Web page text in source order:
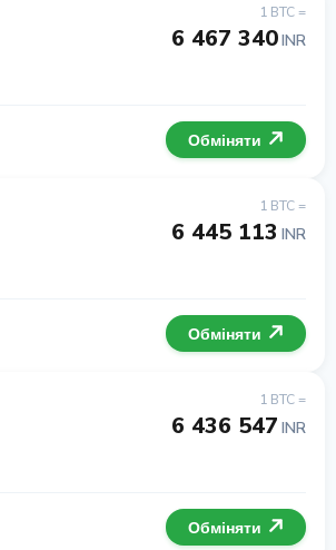
1 BTC =
6 467 340INR
Обміняти
1 BTC =
6 445 113 INR
Обміняти
1 BTC =
6 436 547 INR
Обміняти